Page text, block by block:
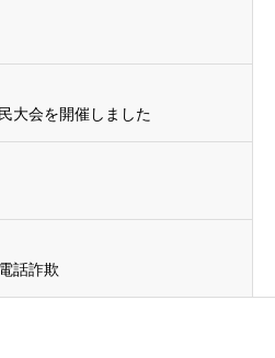
大会を開催しました
話詐欺